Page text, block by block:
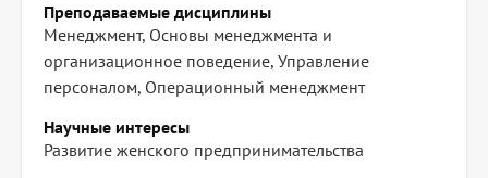
Преподаваемые дисциплины
Менеджмент, Основы менеджмента и
организационное поведение, Управление
персоналом, Операционный менеджмент
Научные интересы
Развитие женского предпринимательства